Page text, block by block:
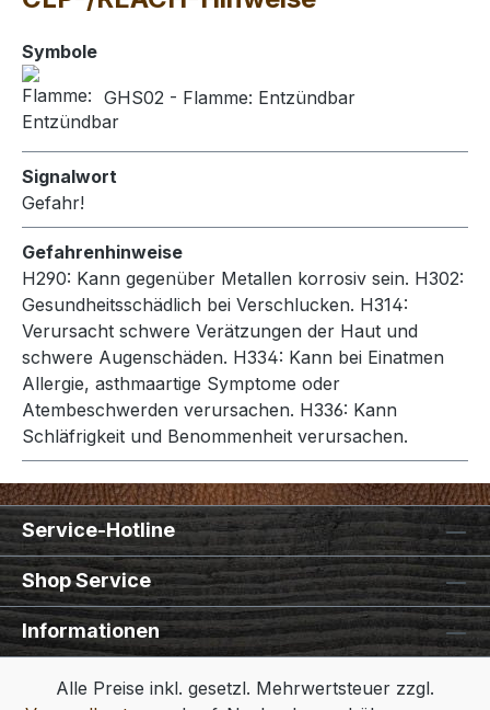
Symbole
GHS02 - Flamme: Entzündbar
Signalwort
Gefahr!
Gefahrenhinweise
H290: Kann gegenüber Metallen korrosiv sein. H302:
Gesundheitsschädlich bei Verschlucken. H314:
Verursacht schwere Verätzungen der Haut und
schwere Augenschäden. H334: Kann bei Einatmen
Allergie, asthmaartige Symptome oder
Atembeschwerden verursachen. H336: Kann
Schläfrigkeit und Benommenheit verursachen.
Service-Hotline
Shop Service
Informationen
Alle Preise inkl. gesetzl. Mehrwertsteuer zzgl.